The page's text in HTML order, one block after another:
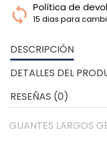
Política de
15 dias para
DESCRIPCIÓN
DETALLES DEL
RESEÑAS (0)
GUANTES LARGOS